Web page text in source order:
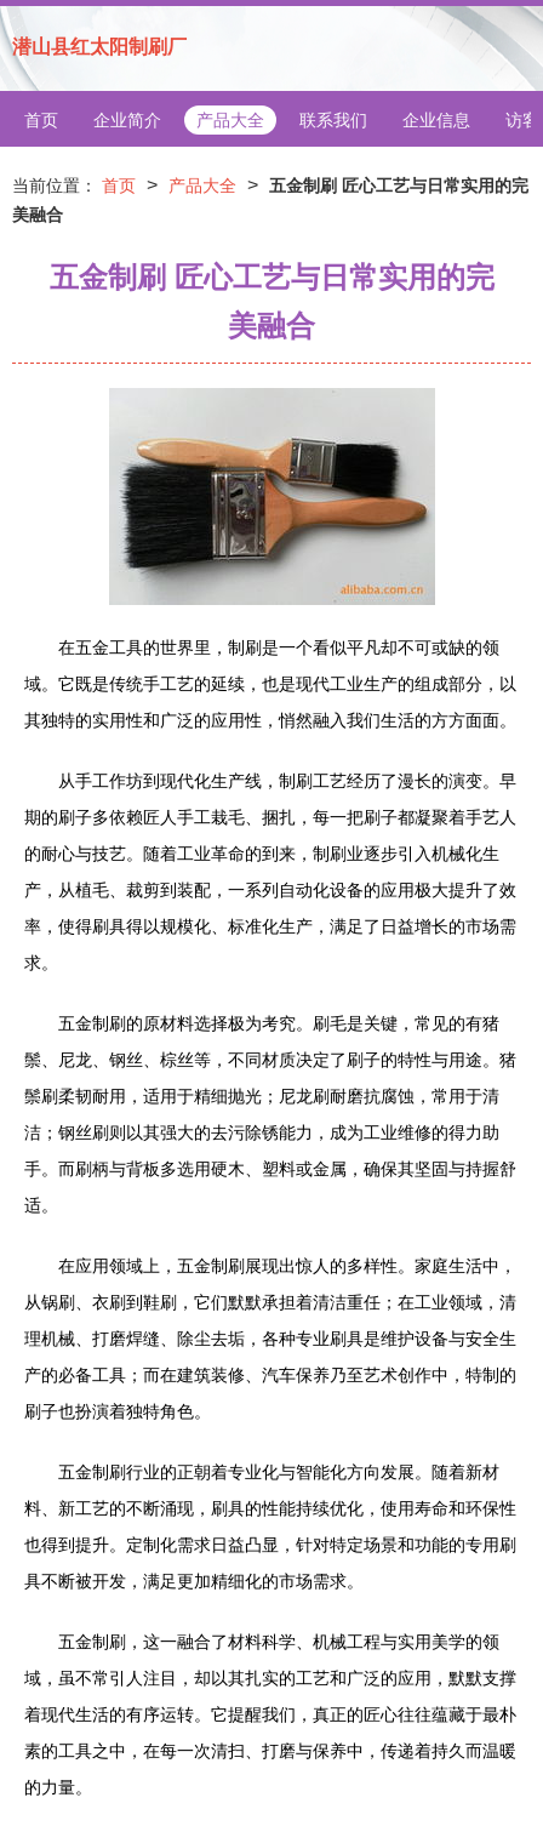
潜山县红太阳制刷厂
首页 企业简介 产品大全 联系我们 企业信息 访客
当前位置： 首页 > 产品大全 > 五金制刷 匠心工艺与日常实用的完
美融合
五金制刷 匠心工艺与日常实用的完
美融合
在五金工具的世界里，制刷是一个看似平凡却不可或缺的领
域。它既是传统手工艺的延续，也是现代工业生产的组成部分，以
其独特的实用性和广泛的应用性，悄然融入我们生活的方方面面。
从手工作坊到现代化生产线，制刷工艺经历了漫长的演变。早
期的刷子多依赖匠人手工栽毛、捆扎，每一把刷子都凝聚着手艺人
的耐心与技艺。随着工业革命的到来，制刷业逐步引入机械化生
产，从植毛、裁剪到装配，一系列自动化设备的应用极大提升了效
率，使得刷具得以规模化、标准化生产，满足了日益增长的市场需
求。
五金制刷的原材料选择极为考究。刷毛是关键，常见的有猪
鬃、尼龙、钢丝、棕丝等，不同材质决定了刷子的特性与用途。猪
鬃刷柔韧耐用，适用于精细抛光；尼龙刷耐磨抗腐蚀，常用于清
洁；钢丝刷则以其强大的去污除锈能力，成为工业维修的得力助
手。而刷柄与背板多选用硬木、塑料或金属，确保其坚固与持握舒
适。
在应用领域上，五金制刷展现出惊人的多样性。家庭生活中，
从锅刷、衣刷到鞋刷，它们默默承担着清洁重任；在工业领域，清
理机械、打磨焊缝、除尘去垢，各种专业刷具是维护设备与安全生
产的必备工具；而在建筑装修、汽车保养乃至艺术创作中，特制的
刷子也扮演着独特角色。
五金制刷行业的正朝着专业化与智能化方向发展。随着新材
料、新工艺的不断涌现，刷具的性能持续优化，使用寿命和环保性
也得到提升。定制化需求日益凸显，针对特定场景和功能的专用刷
具不断被开发，满足更加精细化的市场需求。
五金制刷，这一融合了材料科学、机械工程与实用美学的领
域，虽不常引人注目，却以其扎实的工艺和广泛的应用，默默支撑
着现代生活的有序运转。它提醒我们，真正的匠心往往蕴藏于最朴
素的工具之中，在每一次清扫、打磨与保养中，传递着持久而温暖
的力量。